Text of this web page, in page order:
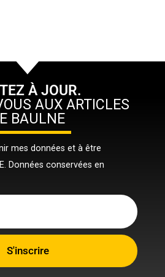
À JOUR.
AUX ARTICLES
BAULNE
mes données et à être
Données conservées en
S'inscrire